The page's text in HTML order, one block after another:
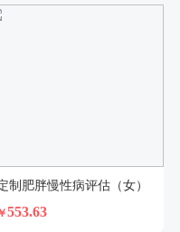
制肥胖慢性病评估（女）
￥553.63